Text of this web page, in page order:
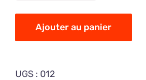
Sweatshirt
Sport
Ajouter au panier
UGS : 012